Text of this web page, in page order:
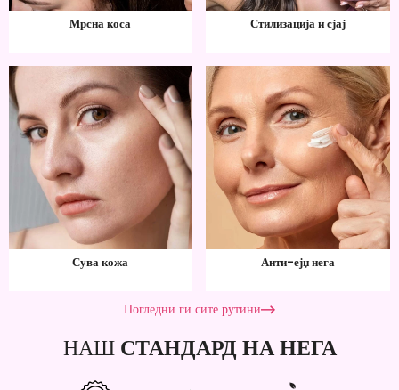
Мрсна коса Стилизација и сјај
Сува кожа Анти-ејџ нега
Погледни ги сите рутини
НАШ СТАНДАРД НА НЕГА